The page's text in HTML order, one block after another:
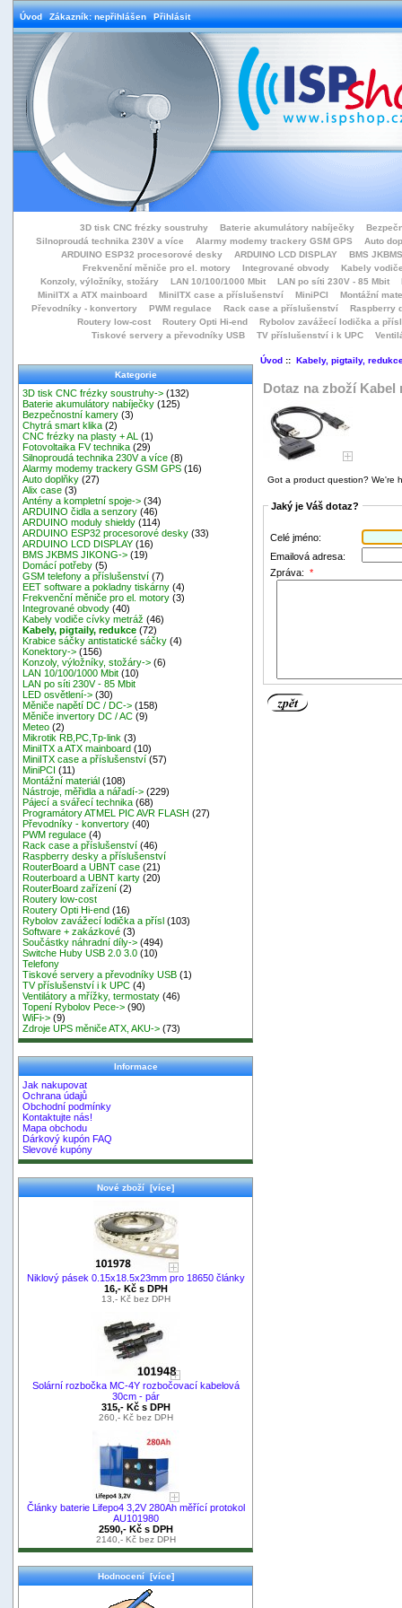
Úvod Zákazník: nepřihlášen Přihlásit
3D tisk CNC frézky soustruhy Baterie akumulátory nabíječky
Silnoproudá technika 230V a více
Alarmy modemy trackery GSM GPS
Auto
ARDUINO ESP32 procesorové desky
ARDUINO LCD DISPLAY
BMS
Frekvenční měniče pro el. motory
Integrované obvody
Kabely
Konzoly, výložníky, stožáry
LAN 10/100/1000 Mbit LAN po síti 230V - 85 Mbit
MiniITX a ATX mainboard
MiniITX case a příslušenství MiniPCI
Montážní
Převodníky - konvertory
PWM regulace Rack case a příslušenství
Raspberry
Routery low-cost
Routery Opti Hi-end
Rybolov zavážecí lodička a přísl
Tiskové servery a převodníky USB
TV příslušenství i k UPC
Kategorie
3D tisk CNC frézky soustruhy-> (132)
Baterie akumulátory nabíječky (125)
Bezpečnostní kamery (3)
Chytrá smart klika (2)
CNC frézky na plasty + AL
(1)
Fotovoltaika FV technika (29)
Silnoproudá technika 230V a více (8)
Alarmy modemy trackery GSM GPS (16)
Auto doplňky (27)
Alix case (3)
Antény a kompletní spoje-> (34)
ARDUINO čidla a senzory (46)
ARDUINO moduly shieldy (114)
ARDUINO ESP32 procesorové desky (33)
ARDUINO LCD DISPLAY (16)
BMS JKBMS JIKONG-> (19)
Domácí potřeby (5)
GSM telefony a příslušenství (7)
EET software a pokladny tiskárny (4)
Frekvenční měniče pro el. motory (3)
Integrované obvody (40)
Kabely vodiče cívky metráž (46)
Kabely, pigtaily, redukce (72)
Krabice sáčky antistatické sáčky (4)
Konektory-> (156)
Konzoly, výložníky, stožáry-> (6)
LAN 10/100/1000 Mbit (10)
LAN po síti 230V - 85 Mbit
LED osvětlení-> (30)
Měniče napětí DC / DC-> (158)
Měniče invertory DC / AC (9)
Meteo (2)
Mikrotik RB,PC,Tp-link (3)
MiniITX a ATX mainboard (10)
MiniITX case a příslušenství (57)
MiniPCI (11)
Montážní materiál (108)
Nástroje, měřidla a nářadí-> (229)
Pájecí a svářecí technika (68)
Programátory ATMEL PIC AVR FLASH (27)
Převodníky - konvertory (40)
PWM regulace (4)
Rack case a příslušenství (46)
Raspberry desky a příslušenství
RouterBoard a UBNT case (21)
Routerboard a UBNT karty (20)
RouterBoard zařízení (2)
Routery low-cost
Routery Opti Hi-end (16)
Rybolov zavážecí lodička a přísl (103)
Software + zakázkové (3)
Součástky náhradní díly-> (494)
Switche Huby USB 2.0 3.0 (10)
Telefony
Tiskové servery a převodníky USB (1)
TV příslušenství i k UPC (4)
Ventilátory a mřížky, termostaty (46)
Topení Rybolov Pece-> (90)
WiFi-> (9)
Zdroje UPS měniče ATX, AKU-> (73)
Informace
Jak nakupovat
Ochrana údajů
Obchodní podmínky
Kontaktujte nás!
Mapa obchodu
Dárkový kupón FAQ
Slevové kupóny
Nové zboží [více]
Niklový pásek 0.15x18.5x23mm pro 18650 články
16,- Kč s DPH
13,- Kč bez DPH
Solární rozbočka MC-4Y rozbočovací kabelová
30cm - pár
315,- Kč s DPH
260,- Kč bez DPH
Články baterie Lifepo4 3,2V 280Ah měřící protokol
AU101980
2590,- Kč s DPH
2140,- Kč bez DPH
Hodnocení [více]
Úvod:: Kabely, pigtaily,
Dotaz na zboží Kabel
Got a product question? We're
Jaký je Váš dotaz?
Celé jméno:
Emailová adresa:
Zpráva: *